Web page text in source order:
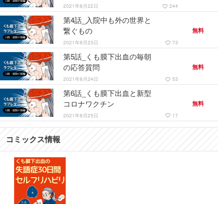
2021年8月22日 favorite_border 244
第4話_入院中も外の世界と
繋ぐもの
2021年8月23日 favorite_border 73
無料
第5話_くも膜下出血の毎朝
の応答質問
2021年8月24日 favorite_border 53
無料
第6話_くも膜下出血と新型
コロナワクチン
2021年8月25日 favorite_border 17
無料
コミックス情報